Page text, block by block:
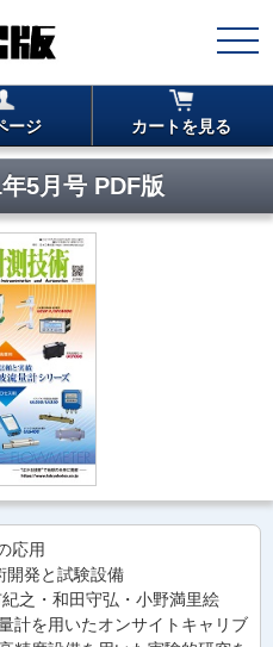
ージ カートを見る
5月号 PDF版
応用
開発と試験設備
之・和田守弘・小野満里絵
計を用いたオンサイトキャリブ